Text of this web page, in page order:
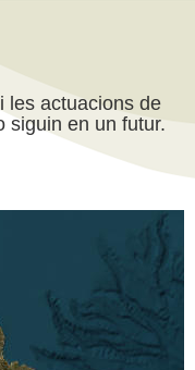
les actuacions de
siguin en un futur.